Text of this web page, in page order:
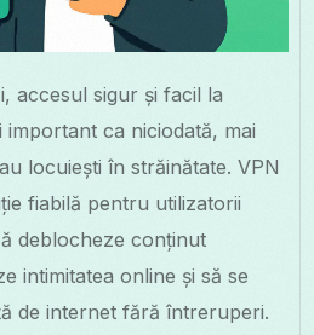
accesul sigur și facil la
ca niciodată, mai
locuiești în străinătate. VPN
fiabilă pentru utilizatorii
deblocheze conținut
intimitatea online și să se
de internet fără întreruperi.